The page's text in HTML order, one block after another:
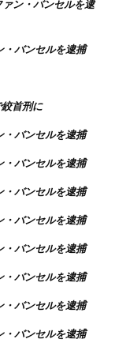
ン・バンセルを逮
・バンセルを逮捕
首刑に
・バンセルを逮捕
・バンセルを逮捕
・バンセルを逮捕
・バンセルを逮捕
・バンセルを逮捕
・バンセルを逮捕
・バンセルを逮捕
・バンセルを逮捕